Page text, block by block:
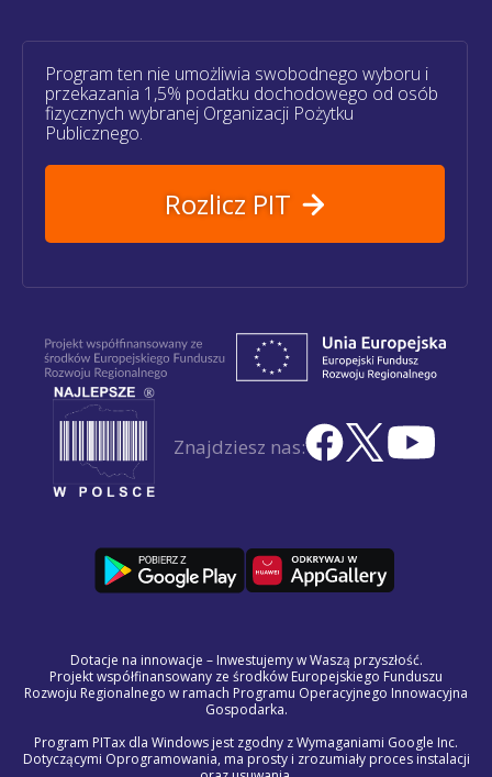
Program ten nie umożliwia swobodnego wyboru i
przekazania 1,5% podatku dochodowego od osób
fizycznych wybranej Organizacji Pożytku
Publicznego.
Rozlicz PIT
Znajdziesz nas:
Dotacje na innowacje – Inwestujemy w Waszą przyszłość.
Projekt współfinansowany ze środków Europejskiego Funduszu
Rozwoju Regionalnego w ramach Programu Operacyjnego Innowacyjna
Gospodarka.
Program PITax dla Windows jest zgodny z Wymaganiami Google Inc.
Dotyczącymi Oprogramowania, ma prosty i zrozumiały proces instalacji